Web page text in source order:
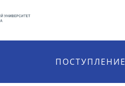
ПОСТУПЛЕНИЕ